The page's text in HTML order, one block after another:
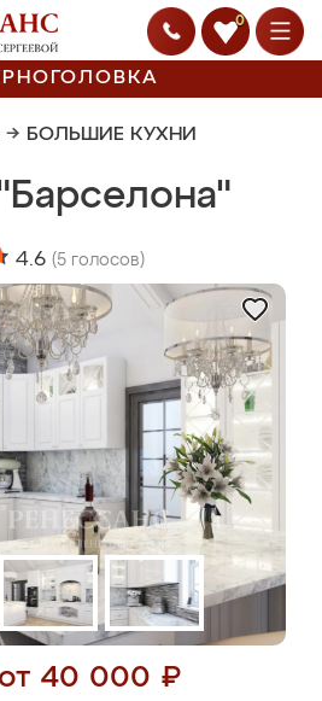
0
→ БОЛЬШИЕ КУХНИ
4.6 (5 голосов)
40 000 ₽